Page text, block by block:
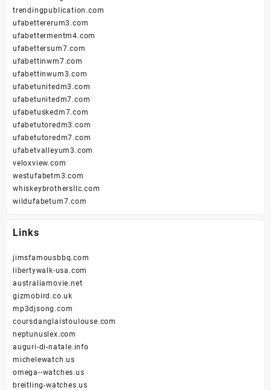
trendingpublication.com
ufabettererum3.com
ufabettermentm4.com
ufabettersum7.com
ufabettinwm7.com
ufabettinwum3.com
ufabetunitedm3.com
ufabetunitedm7.com
ufabetuskedm7.com
ufabetutoredm3.com
ufabetutoredm7.com
ufabetvalleyum3.com
veloxview.com
westufabetm3.com
whiskeybrothersllc.com
wildufabetum7.com
Links
jimsfamousbbq.com
libertywalk-usa.com
australiamovie.net
gizmobird.co.uk
mp3djsong.com
coursdanglaistoulouse.com
neptunuslex.com
auguri-di-natale.info
michelewatch.us
omega--watches.us
breitling-watches.us